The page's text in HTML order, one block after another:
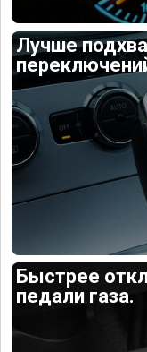
Лучше
Быстрее
педали газа.